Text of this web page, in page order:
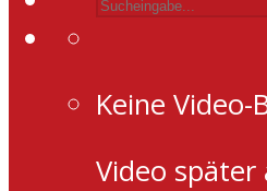
Keine Video-
Video später